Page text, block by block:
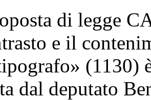
di legge
e il
(1130)
dal deputato